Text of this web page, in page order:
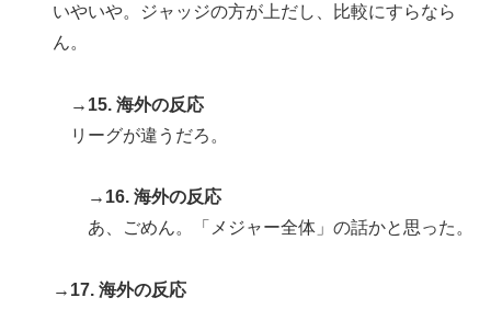
いやいや。ジャッジの方が上だし、比較にすらなら
ん。
→15. 海外の反応
リーグが違うだろ。
→16. 海外の反応
あ、ごめん。「メジャー全体」の話かと思った。
→17. 海外の反応